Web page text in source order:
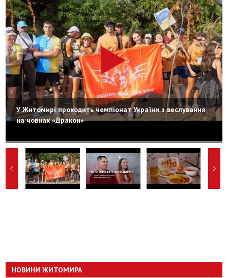
У Житомирі проходить чемпіонат України з веслування
на човнах «Дракон»
НОВИНИ ЖИТОМИРА